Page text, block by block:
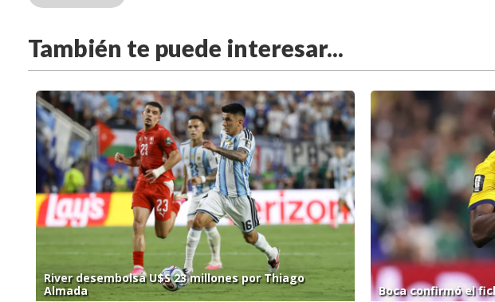
También te puede interesar...
River desembolsa U$S 23 millones por Thiago
Almada
Boca confirmó el